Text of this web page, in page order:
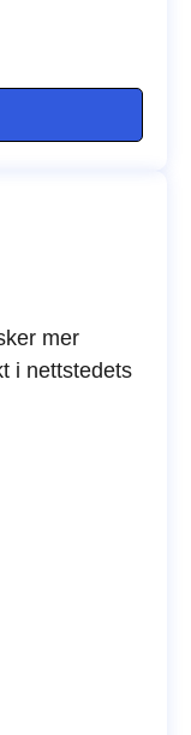
mer
i nettstedets